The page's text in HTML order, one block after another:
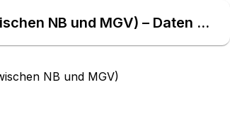
EBD Nr. E_0806 Prüfen, ob Antwort auf Stornierung erforderlich (MMMA zwischen NB und MGV) – Daten Atlas
NB und MGV)